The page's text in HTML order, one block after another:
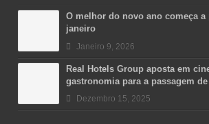
O melhor do novo ano começa a
janeiro
Janeiro 9, 2026
Real Hotels Group aposta em
gastronomia para a passagem
Dezembro 15, 2025